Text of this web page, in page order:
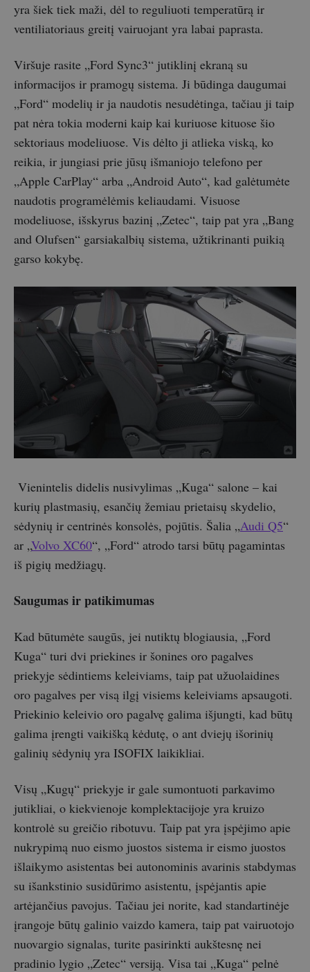
yra šiek tiek maži, dėl to reguliuoti temperatūrą ir
ventiliatoriaus greitį vairuojant yra labai paprasta.
Viršuje rasite „Ford Sync3“ jutiklinį ekraną su
informacijos ir pramogų sistema. Ji būdinga daugumai
„Ford“ modelių ir ja naudotis nesudėtinga, tačiau ji taip
pat nėra tokia moderni kaip kai kuriuose kituose šio
sektoriaus modeliuose. Vis dėlto ji atlieka viską, ko
reikia, ir jungiasi prie jūsų išmaniojo telefono per
„Apple CarPlay“ arba „Android Auto“, kad galėtumėte
naudotis programėlėmis keliaudami. Visuose
modeliuose, išskyrus bazinį „Zetec“, taip pat yra „Bang
and Olufsen“ garsiakalbių sistema, užtikrinanti puikią
garso kokybę.
Vienintelis didelis nusivylimas „Kuga“ salone – kai
kurių plastmasių, esančių žemiau prietaisų skydelio,
sėdynių ir centrinės konsolės, pojūtis. Šalia „Audi Q5“
ar „Volvo XC60“, „Ford“ atrodo tarsi būtų pagamintas
iš pigių medžiagų.
Saugumas ir patikimumas
Kad būtumėte saugūs, jei nutiktų blogiausia, „Ford
Kuga“ turi dvi priekines ir šonines oro pagalves
priekyje sėdintiems keleiviams, taip pat užuolaidines
oro pagalves per visą ilgį visiems keleiviams apsaugoti.
Priekinio keleivio oro pagalvę galima išjungti, kad būtų
galima įrengti vaikišką kėdutę, o ant dviejų išorinių
galinių sėdynių yra ISOFIX laikikliai.
Visų „Kugų“ priekyje ir gale sumontuoti parkavimo
jutikliai, o kiekvienoje komplektacijoje yra kruizo
kontrolė su greičio ribotuvu. Taip pat yra įspėjimo apie
nukrypimą nuo eismo juostos sistema ir eismo juostos
išlaikymo asistentas bei autonominis avarinis stabdymas
su išankstinio susidūrimo asistentu, įspėjantis apie
artėjančius pavojus. Tačiau jei norite, kad standartinėje
įrangoje būtų galinio vaizdo kamera, taip pat vairuotojo
nuovargio signalas, turite pasirinkti aukštesnę nei
pradinio lygio „Zetec“ versiją. Visa tai „Kuga“ pelnė